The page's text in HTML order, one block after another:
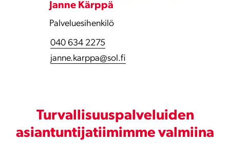
Janne Kärppä
Palveluesihenkilö
040 634 2275
janne.karppa@sol.fi
Turvallisuuspalveluiden
asiantuntijatiimimme valmiina